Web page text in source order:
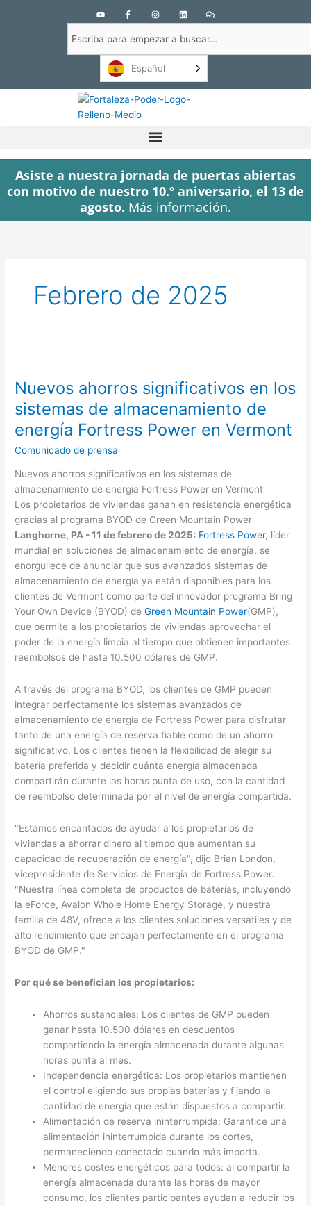
Y
o
u
t
u
b
F
a
c
e
b
o
f
I
n
s
t
a
g
a
L
i
n
k
e
d
C
o
m
e
n
t
en
Español
Asiste a nuestra jornada de puertas abiertas
con motivo de nuestro 10.º aniversario, el 13 de
agosto. Más información.
Febrero de 2025
Nuevos ahorros significativos en los
sistemas de almacenamiento de
energía Fortress Power en Vermont
Comunicado de prensa
Nuevos ahorros significativos en los sistemas de
almacenamiento de energía Fortress Power en Vermont
Los propietarios de viviendas ganan en resistencia energética
gracias al programa BYOD de Green Mountain Power
Langhorne, PA - 11 de febrero de 2025: Fortress Power, líder
mundial en soluciones de almacenamiento de energía, se
enorgullece de anunciar que sus avanzados sistemas de
almacenamiento de energía ya están disponibles para los
clientes de Vermont como parte del innovador programa Bring
Your Own Device (BYOD) deGreen Mountain Power(GMP),
que permite a los propietarios de viviendas aprovechar el
poder de la energía limpia al tiempo que obtienen importantes
reembolsos de hasta 10.500 dólares de GMP.
A través del programa BYOD, los clientes de GMP pueden
integrar perfectamente los sistemas avanzados de
almacenamiento de energía de Fortress Power para disfrutar
tanto de una energía de reserva fiable como de un ahorro
significativo. Los clientes tienen la flexibilidad de elegir su
batería preferida y decidir cuánta energía almacenada
compartirán durante las horas punta de uso, con la cantidad
de reembolso determinada por el nivel de energía compartida.
"Estamos encantados de ayudar a los propietarios de
viviendas a ahorrar dinero al tiempo que aumentan su
capacidad de recuperación de energía", dijo Brian London,
vicepresidente de Servicios de Energía de Fortress Power.
"Nuestra línea completa de productos de baterías, incluyendo
la eForce, Avalon Whole Home Energy Storage, y nuestra
familia de 48V, ofrece a los clientes soluciones versátiles y de
alto rendimiento que encajan perfectamente en el programa
BYOD de GMP."
Por qué se benefician los propietarios:
Ahorros sustanciales: Los clientes de GMP pueden
ganar hasta 10.500 dólares en descuentos
compartiendo la energía almacenada durante algunas
horas punta al mes.
Independencia energética: Los propietarios mantienen
el control eligiendo sus propias baterías y fijando la
cantidad de energía que están dispuestos a compartir.
Alimentación de reserva ininterrumpida: Garantice una
alimentación ininterrumpida durante los cortes,
permaneciendo conectado cuando más importa.
Menores costes energéticos para todos: al compartir la
energía almacenada durante las horas de mayor
consumo, los clientes participantes ayudan a reducir los